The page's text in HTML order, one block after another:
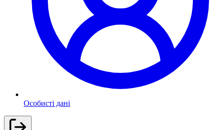
Особисті дані